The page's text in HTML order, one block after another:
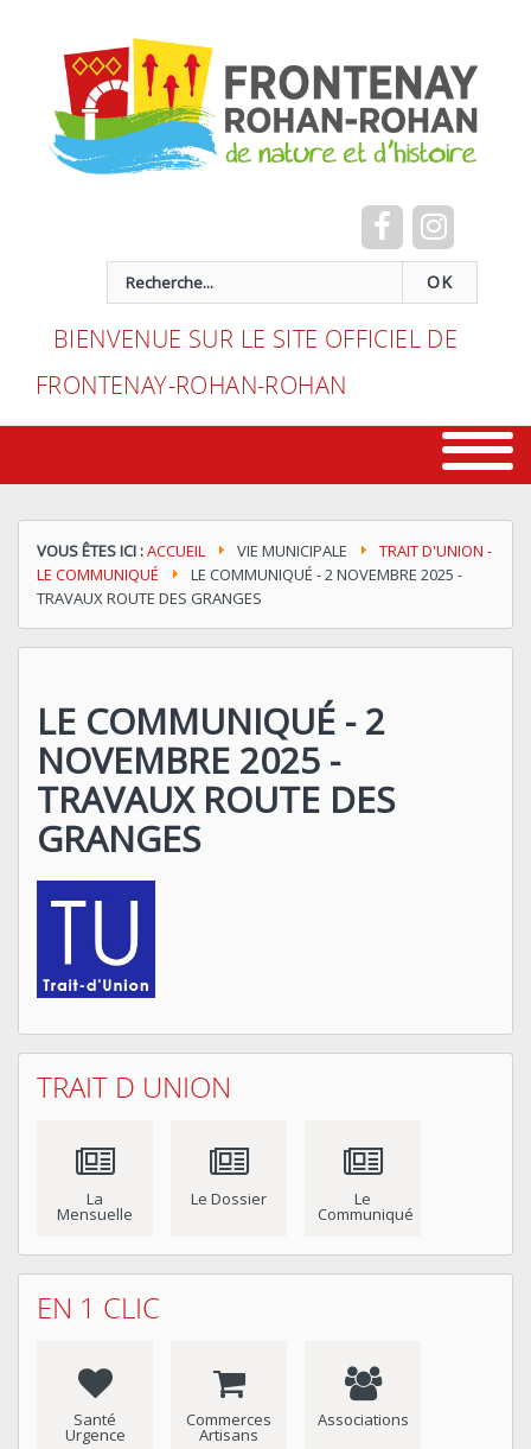
OK
BIENVENUE SUR LE SITE OFFICIEL DE
FRONTENAY-ROHAN-ROHAN
VOUS ÊTES ICI :ACCUEIL VIE MUNICIPALE
TRAIT D'UNION -
LE COMMUNIQUÉ
LE COMMUNIQUÉ - 2 NOVEMBRE 2025 -
TRAVAUX ROUTE DES GRANGES
LE COMMUNIQUÉ - 2
NOVEMBRE 2025 -
TRAVAUX ROUTE DES
GRANGES
TRAIT D UNION
La
Mensuelle
Le Dossier Le
Communiqué
EN 1 CLIC
Santé
Urgence
Commerces
Artisans
Associations